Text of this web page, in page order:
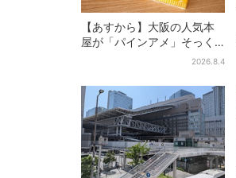
【あすから】大阪の人気本
屋が「パインアメ」そっく
りのブックカバー開発、梅
2026.8.4